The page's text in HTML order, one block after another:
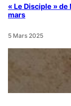
« Le Disciple »
mars
5 Mars 2025